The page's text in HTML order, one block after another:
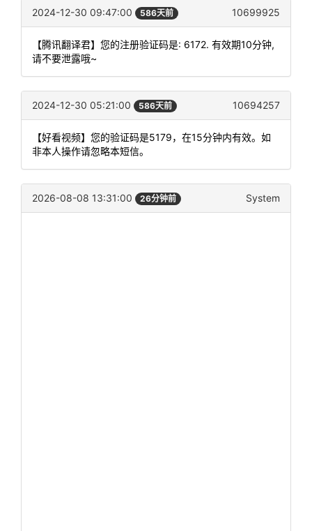
2024-12-30 09:47:00 586天前 10699925
【腾讯翻译君】您的注册验证码是: 6172. 有效期10分钟,
请不要泄露哦~
2024-12-30 05:21:00 586天前 10694257
【好看视频】您的验证码是5179，在15分钟内有效。如
非本人操作请忽略本短信。
2026-08-08 13:31:00 26分钟前 System